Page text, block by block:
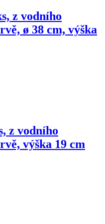
z vodního
ø 38 cm, výška
z vodního
výška 19 cm